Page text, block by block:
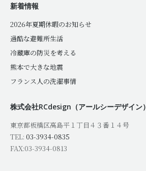
新着情報
2026年夏期休暇のお知らせ
過酷な避難所生活
冷蔵庫の防災を考える
熊本で大きな地震
フランス人の洗濯事情
株式会社RCdesign（アールシーデザイン）
東京都板橋区高島平１丁目４３番１４号
TEL: 03-3934-0835
FAX:03-3934-0813